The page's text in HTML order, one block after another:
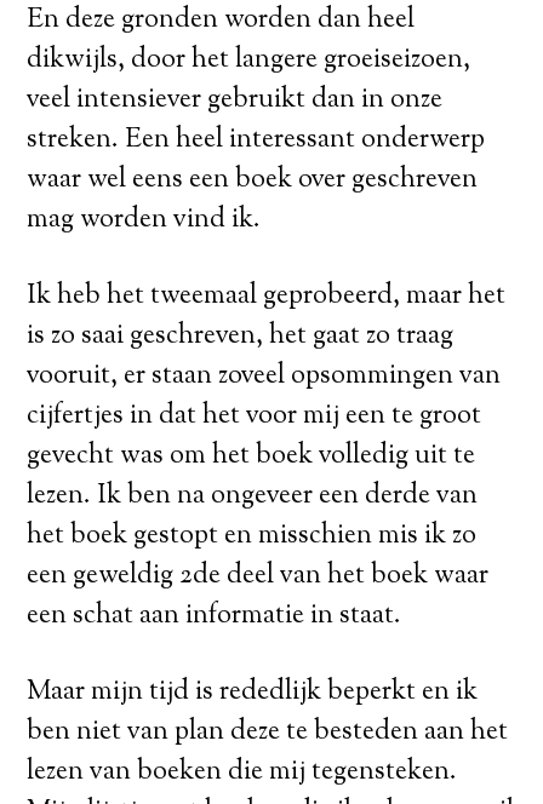
En deze gronden worden dan heel
dikwijls, door het langere groeiseizoen,
veel intensiever gebruikt dan in onze
streken. Een heel interessant onderwerp
waar wel eens een boek over geschreven
mag worden vind ik.
Ik heb het tweemaal geprobeerd, maar het
is zo saai geschreven, het gaat zo traag
vooruit, er staan zoveel opsommingen van
cijfertjes in dat het voor mij een te groot
gevecht was om het boek volledig uit te
lezen. Ik ben na ongeveer een derde van
het boek gestopt en misschien mis ik zo
een geweldig 2de deel van het boek waar
een schat aan informatie in staat.
Maar mijn tijd is rededlijk beperkt en ik
ben niet van plan deze te besteden aan het
lezen van boeken die mij tegensteken.